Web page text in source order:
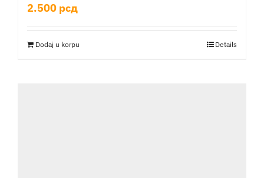
2.500 рсд
Dodaj u korpu Details